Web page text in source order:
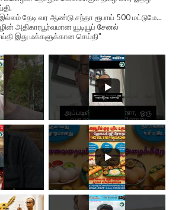
தேடி வர ஆண்டு சந்தா ரூபாய் 500 மட்டுமே...
அதிகாரபூர்வமான யூடியூப் சேனல்
இது மக்களுக்கான செய்தி"